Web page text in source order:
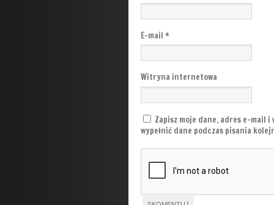
E-mail *
Witryna internetowa
Zapisz moje dane, adres e-mail
wypełnić dane podczas pisania